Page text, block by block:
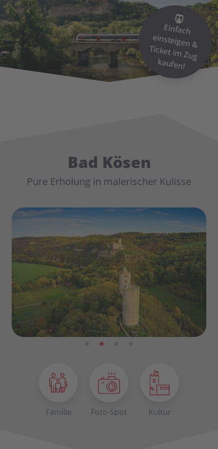
Einfach
einsteigen &
Ticket im
Zug
kaufen!
Bad Kösen
Pure Erholung in malerischer Kulisse
Familie Foto-Spot Kultur